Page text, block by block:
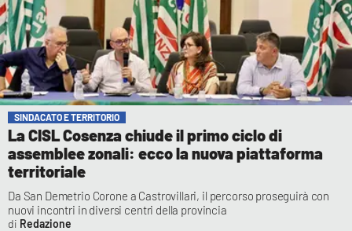
SINDACATO E TERRITORIO
La CISL Cosenza chiude il primo ciclo di
assemblee zonali: ecco la nuova piattaforma
territoriale
Da San Demetrio Corone a Castrovillari, il percorso proseguirà con
nuovi incontri in diversi centri della provincia
Redazione